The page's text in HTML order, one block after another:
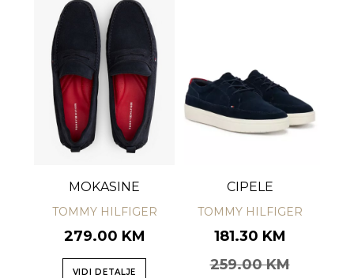
MOKASINE
TOMMY HILFIGER
279.00 KM
VIDI DETALJE
CIPELE
TOMMY HILFIGER
181.30 KM
259.00 KM